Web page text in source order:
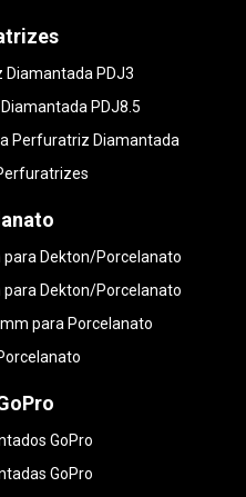
PDJ3
PDJ8.5
Perfuratriz Diamantada
Dekton/Porcelanato
Dekton/Porcelanato
para Porcelanato
GoPro
GoPro